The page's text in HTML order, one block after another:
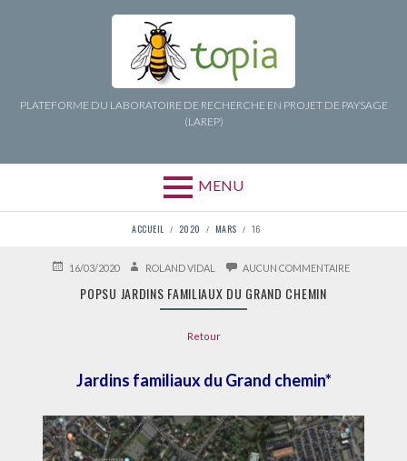
PLATEFORME DU LABORATOIRE DE RECHERCHE EN PROJET DE PAYSAGE
(LAREP)
MENU
D'ARIANE
ACCUEIL 2020 MARS 16
PUBLIÉ16/03/2020 AUTEURROLAND VIDAL AUCUN COMMENTAIRESUR
POPSU JARDINS FAMILIAUX DU GRAND CHEMIN
Retour
Jardins familiaux du Grand chemin*